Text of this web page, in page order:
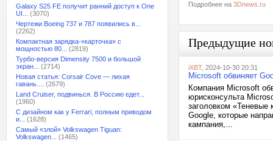
Galaxy S25 FE получит ранний доступ к One
UI...
(3070)
Чертежи Boeing 737 и 787 появились в...
(2262)
Компактная зарядка-«карточка» с
мощностью 80...
(2819)
Турбо-версия Dimensity 7500 и большой
экран...
(2714)
Новая статья: Corsair Cove — лихая
гавань....
(2679)
Land Cruiser, подвинься. В Россию едет...
(1960)
С дизайном как у Ferrari, полным приводом
и...
(1628)
Самый «злой» Volkswagen Tiguan:
Volkswagen...
(1465)
Подробнее на 3Dnews.ru
Предыдущие
iXBT, 2024-10-30 20:31
Microsoft обвиняет
Компания Microsoft
юрисконсульта
заголовком
Google, которые
кампания,...